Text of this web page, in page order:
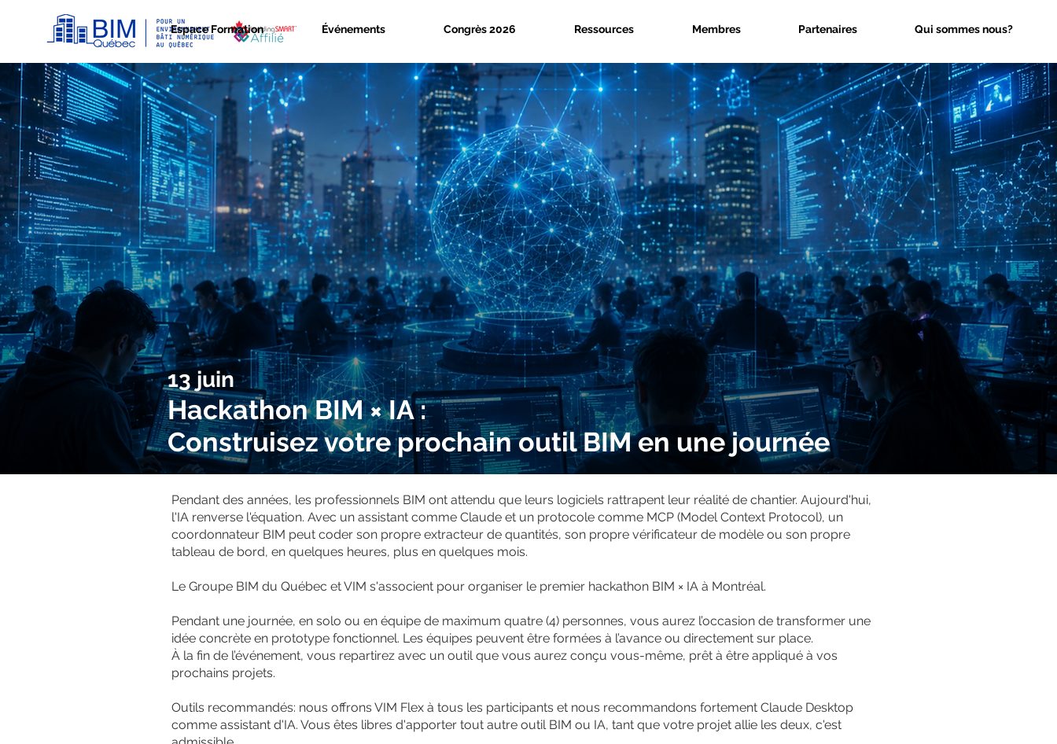
Espace Formation Événements Congrès 2026 Ressources Membres Partenaires Qui sommes nous?
13 juin
Hackathon BIM × IA :
Construisez votre prochain outil BIM en une journée
Pendant des années, les professionnels BIM ont attendu que leurs logiciels rattrapent leur réalité de chantier. Aujourd'hui,
l'IA renverse l'équation. Avec un assistant comme Claude et un protocole comme MCP (Model Context Protocol), un
coordonnateur BIM peut coder son propre extracteur de quantités, son propre vérificateur de modèle ou son propre
tableau de bord, en quelques heures, plus en quelques mois.
Le Groupe BIM du Québec et VIM s'associent pour organiser le premier hackathon BIM × IA à Montréal.
Pendant une journée, en solo ou en équipe de maximum quatre (4) personnes, vous aurez l’occasion de transformer une
idée concrète en prototype fonctionnel. Les équipes peuvent être formées à l’avance ou directement sur place.
À la fin de l’événement, vous repartirez avec un outil que vous aurez conçu vous-même, prêt à être appliqué à vos
prochains projets.
Outils recommandés: nous offrons VIM Flex à tous les participants et nous recommandons fortement Claude Desktop
comme assistant d'IA. Vous êtes libres d'apporter tout autre outil BIM ou IA, tant que votre projet allie les deux, c'est